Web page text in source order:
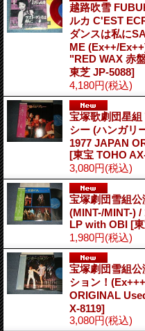
越路吹雪
ルカ C'EST
ダンスは私に
ME (Ex++/
"RED WAX 赤
東芝 JP-5088]
4,180円(税込)
宝塚歌劇団星
シー (ハンガリ
1977 JAPAN
[東宝 TOHO
3,080円(税込)
宝塚劇団雪組
(MINT-/MINT-)
LP with OBI [
1,980円(税込)
宝塚劇団雪組
ション！
ORIGINAL
X-8119]
3,080円(税込)